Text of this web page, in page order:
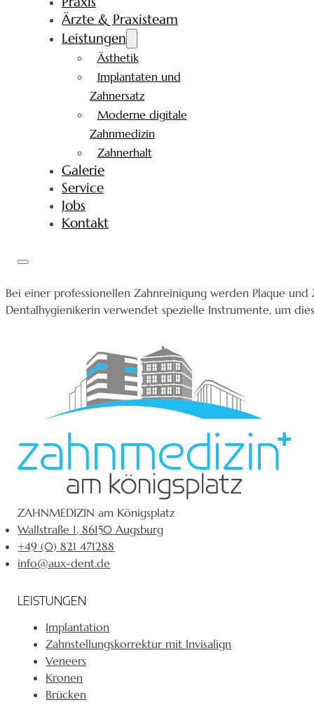
Ärzte & Praxisteam
Leistungen
Ästhetik
Implantaten und
Zahnersatz
Moderne digitale
Zahnmedizin
Zahnerhalt
Galerie
Service
Jobs
Kontakt
Bei einer professionellen Zahnreinigung werden Plaque
Dentalhygienikerin verwendet spezielle Instrumente, um
ZAHNMEDIZIN am Königsplatz
Wallstraße 1, 86150 Augsburg
+49 (0) 821 471288
info@aux-dent.de
LEISTUNGEN
Implantation
Zahnstellungskorrektur mit Invisalign
Veneers
Kronen
Brücken